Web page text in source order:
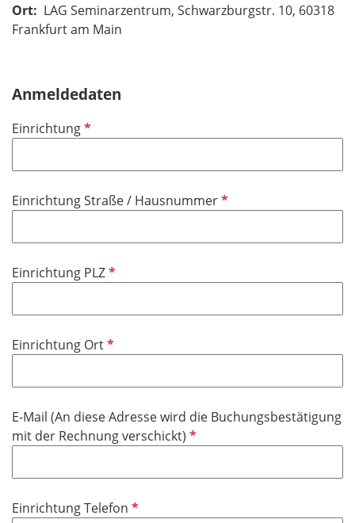
Ort: LAG Seminarzentrum, Schwarzburgstr. 10, 60318
Frankfurt am Main
Anmeldedaten
EinrichtungP
c
t
e
d
Einrichtung Straße / HausnummerP
t
e
d
Einrichtung PLZP
c
t
e
l
Einrichtung OrtP
c
h
f
l
E-Mail (An diese Adresse wird die Buchungsbestätigung
mit der Rechnung verschickt) P
Einrichtung Telefon P